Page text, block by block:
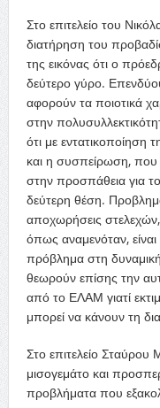
Στο επιτελείο του
διατήρηση του
της εικόνας ότι ο
δεύτερο γύρο.
αφορούν τα ποιοτικά
στην
ότι με εντατικοποίηση
και η συσπείρωση,
στην προσπάθεια για
δεύτερη θέση.
αποχωρήσεις στελεχών,
όπως αναμενόταν,
πρόβλημα στη
θεωρούν επίσης την
από το ΕΛΑΜ γιατί
μπορεί να κάνουν τη
Στο επιτελείο Σταύρου
μισογεμάτο και
προβλήματα που